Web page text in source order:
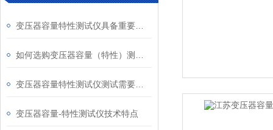
变压器容量-特性测试仪技术特点